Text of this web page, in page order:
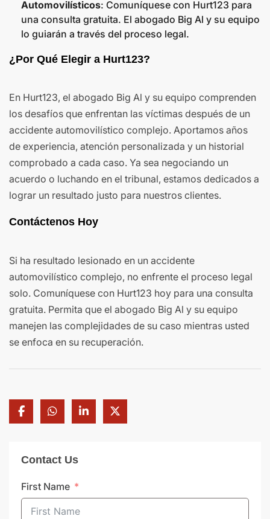
Automovilísticos: Comuníquese con Hurt123 para
una consulta gratuita. El abogado Big Al y su equipo
lo guiarán a través del proceso legal.
¿Por Qué Elegir a Hurt123?
En Hurt123, el abogado Big Al y su equipo comprenden
los desafíos que enfrentan las víctimas después de un
accidente automovilístico complejo. Aportamos años
de experiencia, atención personalizada y un historial
comprobado a cada caso. Ya sea negociando un
acuerdo o luchando en el tribunal, estamos dedicados a
lograr un resultado justo para nuestros clientes.
Contáctenos Hoy
Si ha resultado lesionado en un accidente
automovilístico complejo, no enfrente el proceso legal
solo. Comuníquese con Hurt123 hoy para una consulta
gratuita. Permita que el abogado Big Al y su equipo
manejen las complejidades de su caso mientras usted
se enfoca en su recuperación.
Contact Us
First Name